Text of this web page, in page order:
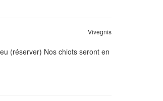
Vivegnis
(réserver) Nos chiots seront en